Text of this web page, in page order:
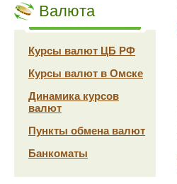
Валюта
Курсы валют ЦБ РФ
Курсы валют в Омске
Динамика курсов
валют
Пункты обмена валют
Банкоматы